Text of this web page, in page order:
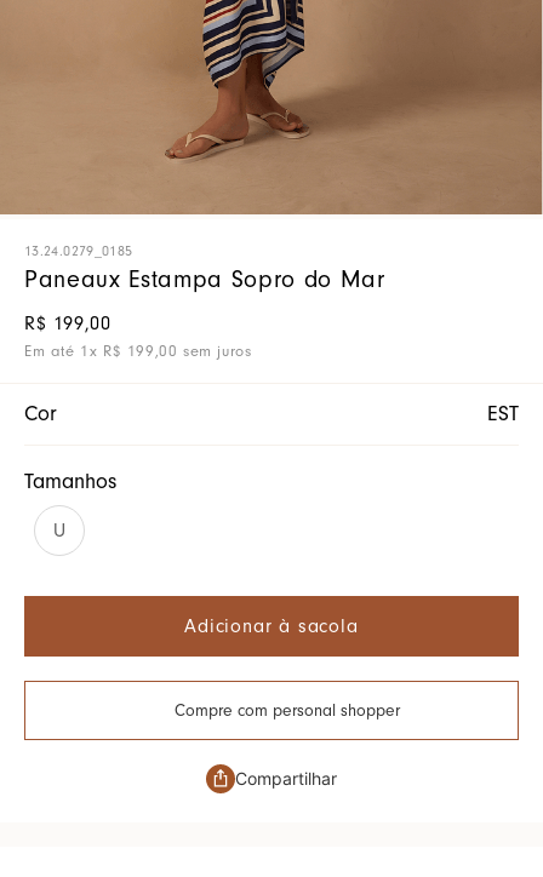
13.24.0279_0185
Paneaux Estampa Sopro do Mar
R$ 199,00
Em até 1 x R$ 199 ,00 sem juros
Cor EST
Tamanhos
U
Adicionar à sacola
Compre com personal shopper
Compartilhar